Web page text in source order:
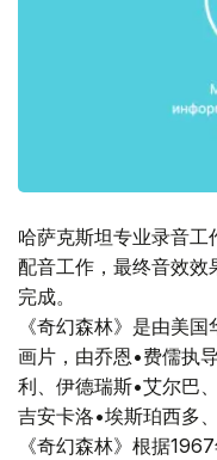
哈萨克斯坦专业录音
配音工作，最终音效
完成。
《奇幻森林》是由美
画片，由乔恩•费儒执
利、伊德瑞斯•艾尔巴
吉安卡洛•埃斯珀西多
《奇幻森林》根据